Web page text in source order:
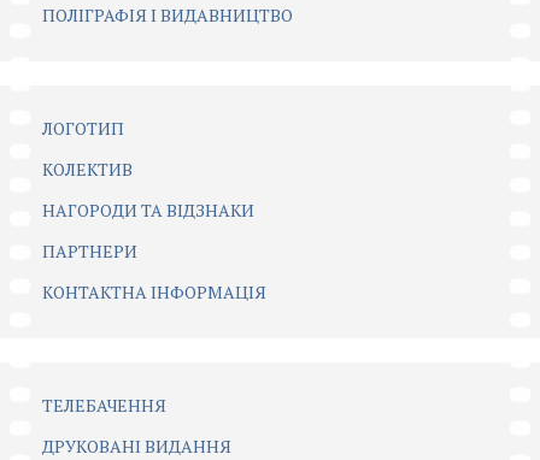
ПОЛІГРАФІЯ І ВИДАВНИЦТВО
ЛОГОТИП
КОЛЕКТИВ
НАГОРОДИ ТА ВІДЗНАКИ
ПАРТНЕРИ
КОНТАКТНА ІНФОРМАЦІЯ
ТЕЛЕБАЧЕННЯ
ДРУКОВАНІ ВИДАННЯ